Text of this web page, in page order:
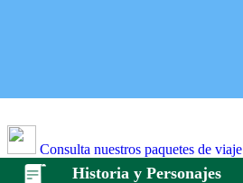
Consulta nuestros paquetes de viaje
Historia y Personajes